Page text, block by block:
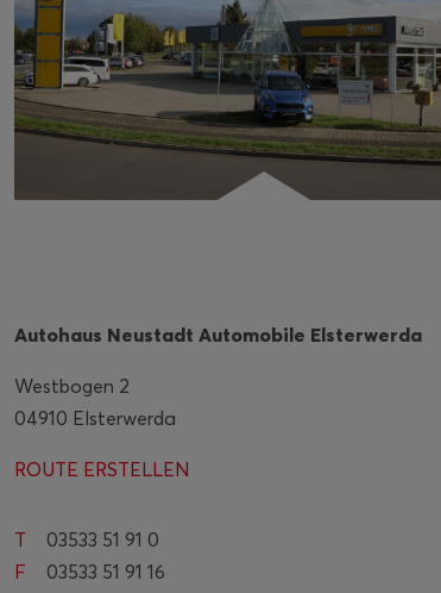
Autohaus Neustadt Automobile Elsterwerda
Westbogen 2
04910 Elsterwerda
ROUTE ERSTELLEN
T
03533 51 91 0
F
03533 51 91 16